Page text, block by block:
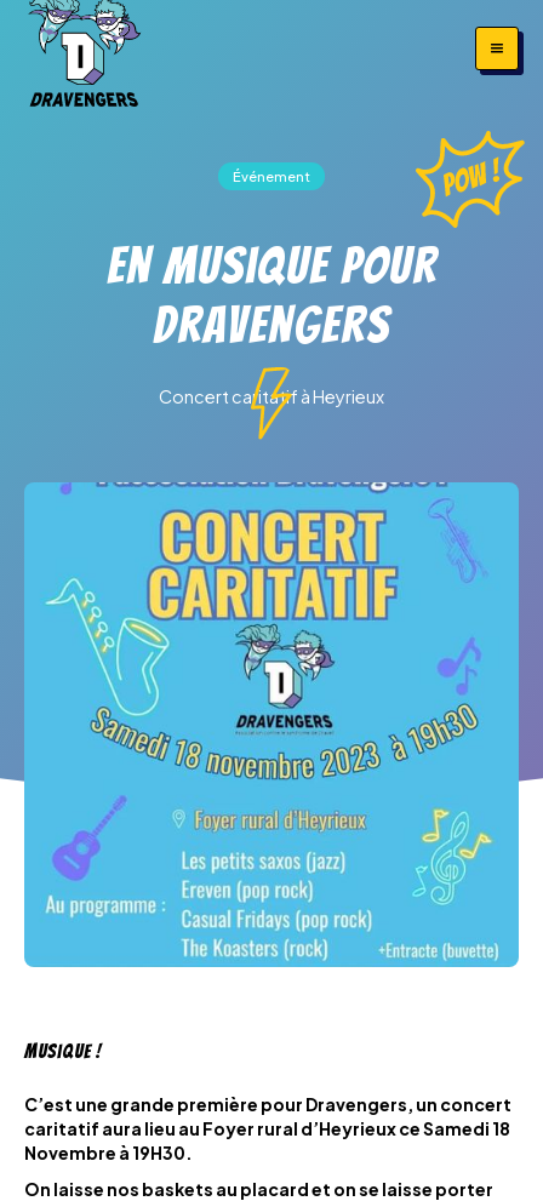
Événement
En musique pour
Dravengers
Concert caritatif à Heyrieux
Musique !
C’est une grande première pour Dravengers, un concert
caritatif aura lieu au Foyer rural d’Heyrieux ce Samedi 18
Novembre à 19H30.
On laisse nos baskets au placard et on se laisse porter